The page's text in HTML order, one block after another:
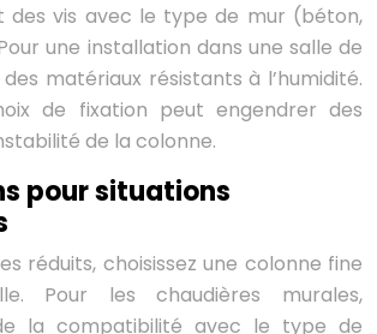
des vis avec le type de mur (béton,
une installation dans une salle de
matériaux résistants à l’humidité.
de fixation peut engendrer des
de la colonne.
pour situations
réduits, choisissez une colonne fine
Pour les chaudières murales,
la compatibilité avec le type de